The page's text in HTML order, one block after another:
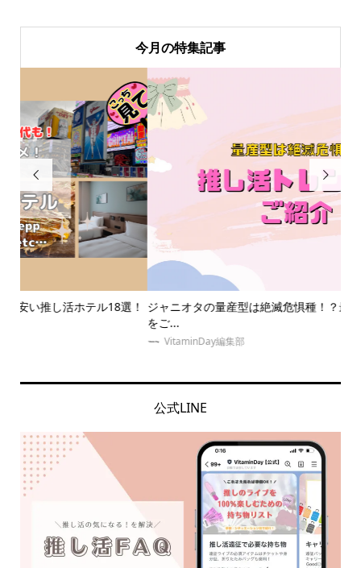
今月の特集記事

ジャニオタの量産型は絶滅危惧種！？最新の推し活トレンド服

公式LINE